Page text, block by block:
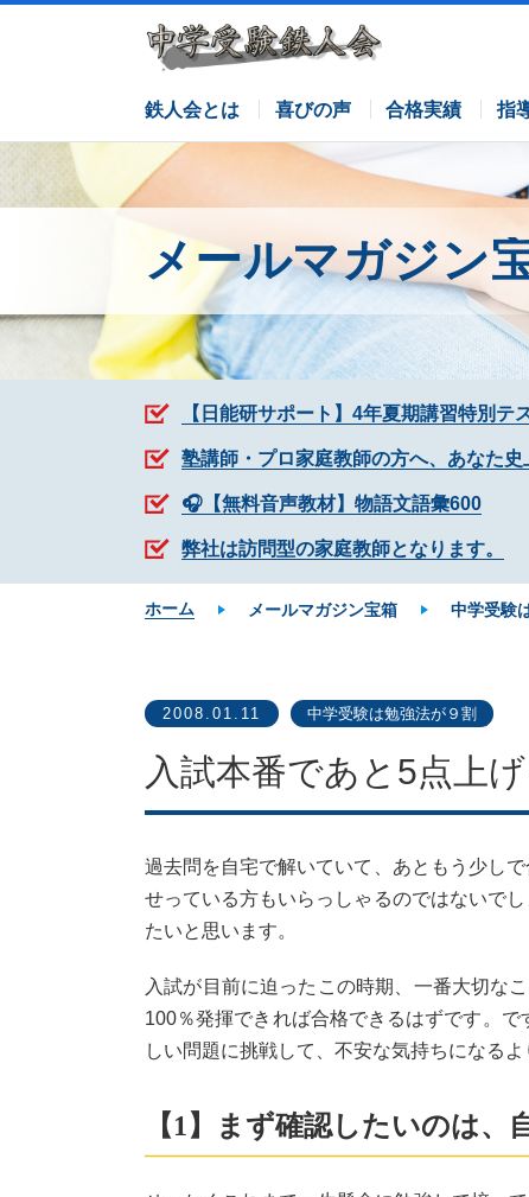
鉄人会とは 喜びの声 合格実績 指
サピックスコース
栄光ゼミナールコース 各塾併用
メールマガジン
【日能研サポート】4年夏期講習特別テ
塾講師・プロ家庭教師の方へ、あなた史
🎧【無料音声教材】物語文語彙600
弊社は訪問型の家庭教師となります。
ホーム メールマガジン宝箱 中学受験
2008.01.11 中学受験は勉強法が９割
入試本番であと5点上
過去問を自宅で解いていて、あともう少し
せっている方もいらっしゃるのではないで
たいと思います。
入試が目前に迫ったこの時期、一番大切な
100％発揮できれば合格できるはずです。
しい問題に挑戦して、不安な気持ちになる
【1】まず確認したいのは、